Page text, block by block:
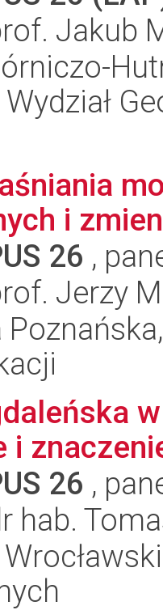
Jakub
i
26 ,
Jerzy
26 ,
hab.